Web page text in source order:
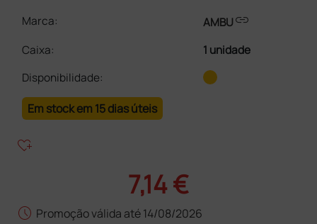
Marca:
AMBUlink
Caixa:
1 unidade
Disponibilidade:
Em stock em 15 dias úteis
heart_plus
7,14 €
schedule Promoção válida até 14/08/2026